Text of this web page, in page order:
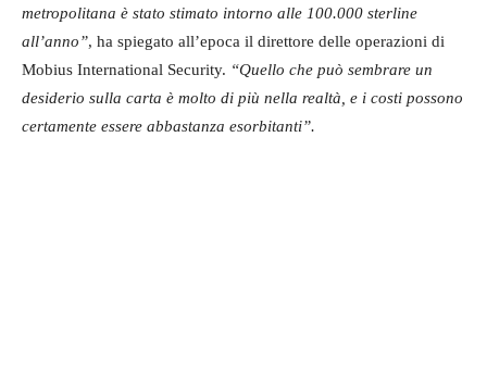
metropolitana è stato stimato intorno alle 100.000 sterline
all’anno”, ha spiegato all’epoca il direttore delle operazioni di
Mobius International Security. “Quello che può sembrare un
desiderio sulla carta è molto di più nella realtà, e i costi possono
certamente essere abbastanza esorbitanti”.